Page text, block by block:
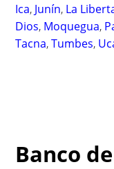
Ica, Junín, La
Dios, Moquegua,
Tacna,Tumbes,
Banco